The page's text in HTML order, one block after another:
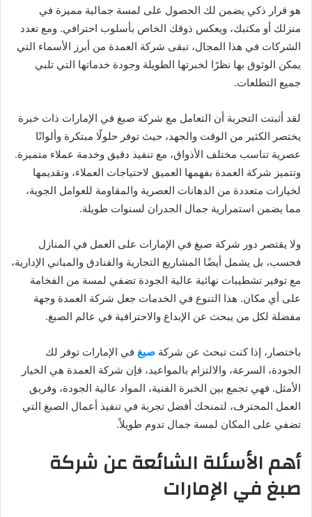
هو قرار ذكي يضمن لك الحصول على لمسة جمالية مميزة في
منزلك أو مكتبك، ويعكس ذوقك الخاص بأسلوب احترافي. ومع تعدد
الشركات في هذا المجال، تبقى شركة العمدة من أبرز الأسماء التي
يمكن الوثوق بها نظرًا لخبرتها الطويلة وجودة خدماتها التي تلبي
جميع التطلعات.
لقد أثبتت التجربة أن التعامل مع شركة صبغ في الإمارات ذات خبرة
يختصر الكثير من الوقت والجهد، حيث توفر حلولًا مبتكرة وألوانًا
عصرية تناسب مختلف الأذواق، مع تنفيذ دقيق وخدمة عملاء متميزة.
وتتميز شركة العمدة بفهمها العميق لاحتياجات العملاء، وتقديمها
لخيارات متعددة من الدهانات العصرية والمقاومة للعوامل الجوية،
مما يضمن استمرارية جمال الجدران لسنوات طويلة.
ولا يقتصر دور شركة صبغ في الإمارات على العمل في المنازل
فحسب، بل يشمل أيضًا المشاريع التجارية والفنادق والمباني الإدارية،
مع توفير تشطيبات نهائية عالية الجودة تضفي لمسة من الفخامة
على أي مكان. هذا التنوع في الخدمات جعل شركة العمدة وجهة
مفضلة لكل من يبحث عن الإبداع والاحترافية في عالم الصبغ.
باختصار، إذا كنت تبحث عن شركة صبغ في الإمارات توفر لك
الجودة، السرعة، والالتزام بالمواعيد، فإن شركة العمدة هي الخيار
الأمثل. فهي تجمع بين الخبرة الفنية، المواد عالية الجودة، وفريق
العمل المحترف، لتمنحك أفضل تجربة في تنفيذ أعمال الصبغ التي
تضفي على المكان لمسة جمال تدوم طويلاً.
أهم الأسئلة الشائعة عن شركة
صبغ في الإمارات